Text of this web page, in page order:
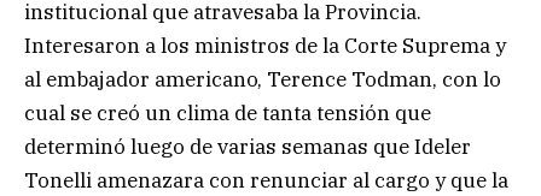
institucional que atravesaba la Provincia.
Interesaron a los ministros de la Corte Suprema y
al embajador americano, Terence Todman, con lo
cual se creó un clima de tanta tensión que
determinó luego de varias semanas que Ideler
Tonelli amenazara con renunciar al cargo y que la